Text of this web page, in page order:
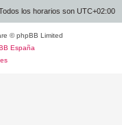
los horarios son UTC+02:00
© phpBB Limited
España